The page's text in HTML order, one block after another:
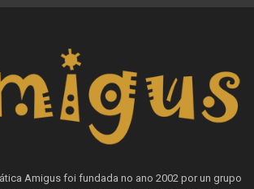
Amigus foi fundada no ano 2002 por un grupo